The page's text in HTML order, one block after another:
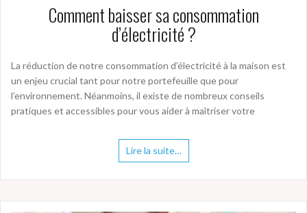
Comment baisser sa consommation
d’électricité ?
La réduction de notre consommation d’électricité à la maison est
un enjeu crucial tant pour notre portefeuille que pour
l’environnement. Néanmoins, il existe de nombreux conseils
pratiques et accessibles pour vous aider à maîtriser votre
Lire la suite…